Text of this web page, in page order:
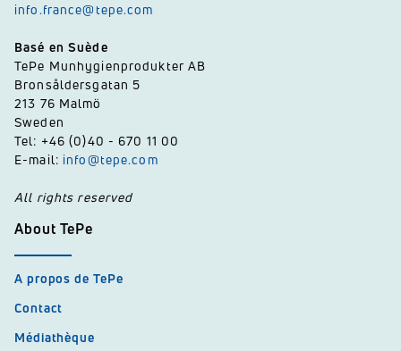
info.france@tepe.com
Basé en Suède
TePe Munhygienprodukter AB
Bronsåldersgatan 5
213 76 Malmö
Sweden
Tel: +46 (0)40 - 670 11 00
E-mail: info@tepe.com
All rights reserved
About TePe
A propos de TePe
Contact
Médiathèque